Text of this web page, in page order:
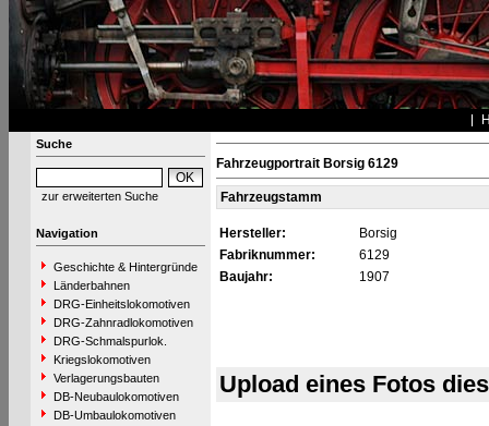
Suche
zur erweiterten Suche
Navigation
Geschichte & Hintergründe
Länderbahnen
DRG-Einheitslokomotiven
DRG-Zahnradlokomotiven
DRG-Schmalspurlok.
Kriegslokomotiven
Verlagerungsbauten
DB-Neubaulokomotiven
DB-Umbaulokomotiven
Fahrzeugportrait Borsig 6129
Fahrzeugstamm
Hersteller:
Borsig
Fabriknummer:
6129
Baujahr:
1907
Upload eines Fotos